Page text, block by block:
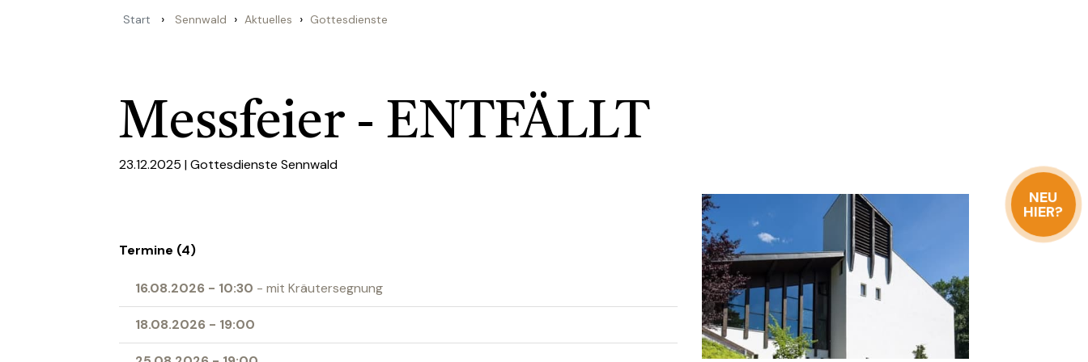
NEU
HIER?
Start › Sennwald › Aktuelles › Gottesdienste
Messfeier - ENTFÄLLT
23.12.2025 |Gottesdienste Sennwald
Termine (4)
16.08.2026 - 10:30 - mit Kräutersegnung
18.08.2026 - 19:00